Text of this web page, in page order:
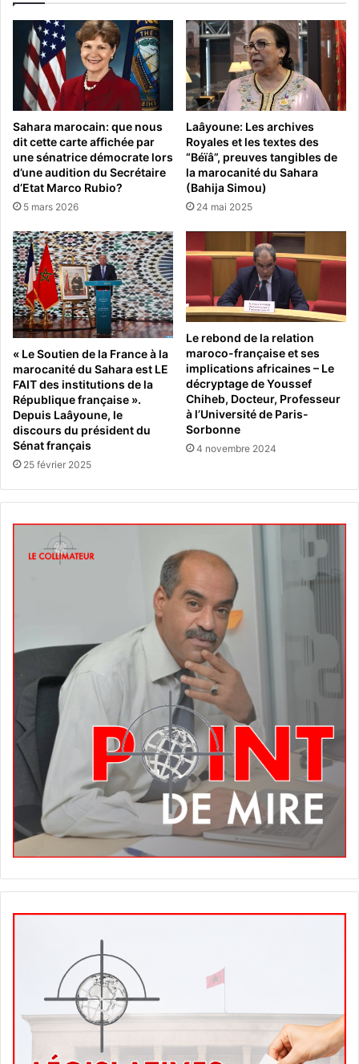
Sahara marocain: que nous
dit cette carte affichée par
une sénatrice démocrate lors
d’une audition du Secrétaire
d’Etat Marco Rubio?
5 mars 2026
Laâyoune: Les archives
Royales et les textes des
“Béïâ”, preuves tangibles de
la marocanité du Sahara
(Bahija Simou)
24 mai 2025
« Le Soutien de la France à la
marocanité du Sahara est LE
FAIT des institutions de la
République française ».
Depuis Laâyoune, le
discours du président du
Sénat français
25 février 2025
Le rebond de la relation
maroco-française et ses
implications africaines – Le
décryptage de Youssef
Chiheb, Docteur, Professeur
à l’Université de Paris-
Sorbonne
4 novembre 2024